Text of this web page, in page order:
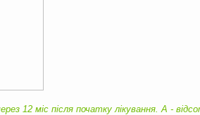
12 міс після початку лікування. A -